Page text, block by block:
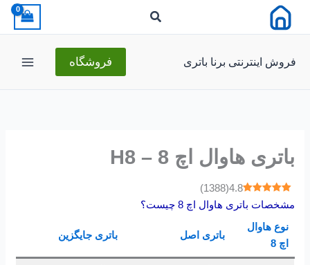
فروش اینترنتی برنا باتری فروشگاه
باتری هاوال اچ 8 – H8
4.8
(
1388
)
مشخصات باتری هاوال اچ 8 چیست؟
نوع هاوال
اچ 8
باتری اصل باتری جایگزین